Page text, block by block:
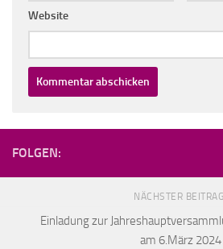
Website
FOLGEN:
NÄCHSTER BEITRAG
Einladung zur
am 6.März 2024